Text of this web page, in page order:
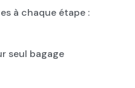
à chaque étape :
seul bagage